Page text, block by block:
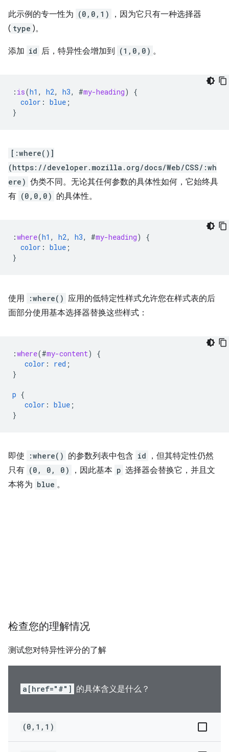
此示例的专一性为 (0,0,1)
，因为它只有一种选择器
( type )。
添加 id 后，特异性会增加到 (1,0,0) 。
: is(h1 , h2, h3, #my-heading)
{
color : blue ;
}
[:where()]
(https://developer.mozilla.org/docs/Web/CSS/:wh
ere) 伪类不同。无论其任何参数的具体性如何，它始终具
有 (0,0,0) 的具体性。
:where(h1 , h2, h3, #my-heading)
{
color : blue ;
}
使用 :where() 应用的低特定性样式允许您在样式表的后
面部分使用基本选择器替换这些样式：
:where(#my-content)
{
color : red ;
}
p {
color : blue ;
}
即使 :where() 的参数列表中包含 id
，但其特定性仍然
只有 (0, 0, 0) ，因此基本 p 选择器会替换它，并且文
本将为 blue 。
检查您的理解情况
测试您对特异性评分的了解
a[href="#"] 的具体含义是什么？
(0,1,1)